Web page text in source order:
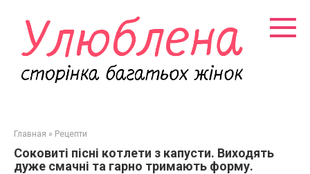
контенту
Главная » Рецепти
Соковиті пісні котлети з капусти. Виходять
дуже смачні та гарно тримають форму.